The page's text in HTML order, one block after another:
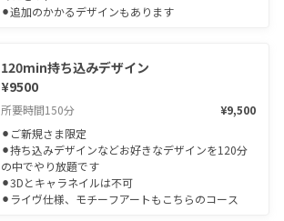
⚫︎追加のかかるデザインもあります
120min持ち込みデザイン
¥9500
所要時間150分
¥9,500
⚫︎ご新規さま限定
⚫︎持ち込みデザインなどお好きなデザインを120分
の中でやり放題です
⚫︎3Dとキャラネイルは不可
⚫︎ライヴ仕様、モチーフアートもこちらのコース